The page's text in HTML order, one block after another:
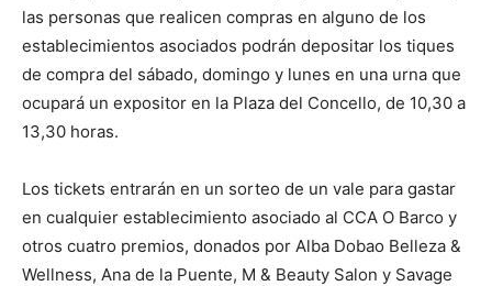
las personas que realicen compras en alguno de los
establecimientos asociados podrán depositar los tiques
de compra del sábado, domingo y lunes en una urna que
ocupará un expositor en la Plaza del Concello, de 10,30 a
13,30 horas.
Los tickets entrarán en un sorteo de un vale para gastar
en cualquier establecimiento asociado al CCA O Barco y
otros cuatro premios, donados por Alba Dobao Belleza &
Wellness, Ana de la Puente, M & Beauty Salon y Savage